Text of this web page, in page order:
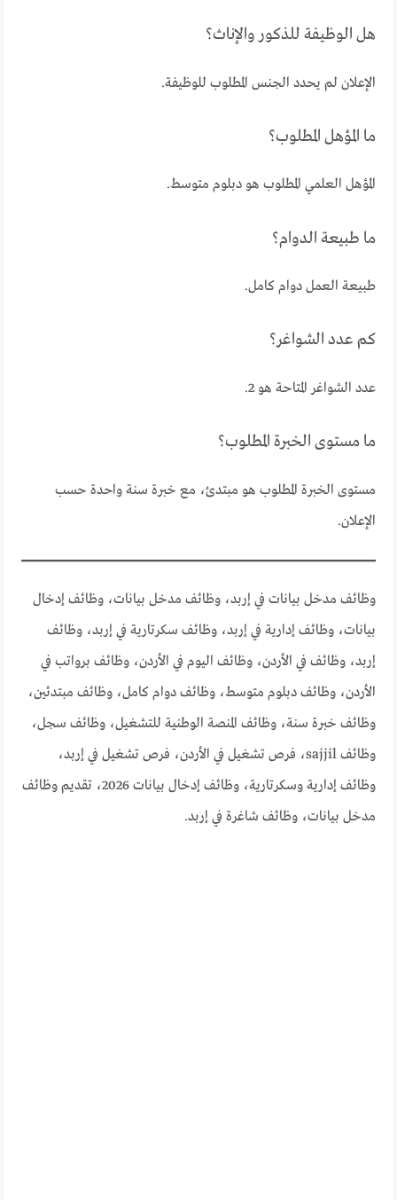
هل الوظيفة للذكور والإناث؟
الإعلان لم يحدد الجنس المطلوب للوظيفة.
ما المؤهل المطلوب؟
المؤهل العلمي المطلوب هو دبلوم متوسط.
ما طبيعة الدوام؟
طبيعة العمل دوام كامل.
كم عدد الشواغر؟
عدد الشواغر المتاحة هو 2.
ما مستوى الخبرة المطلوب؟
مستوى الخبرة المطلوب هو مبتدئ، مع خبرة سنة واحدة حسب
الإعلان.
وظائف مدخل بيانات في إربد، وظائف مدخل بيانات، وظائف إدخال
بيانات، وظائف إدارية في إربد، وظائف سكرتارية في إربد، وظائف
إربد، وظائف في الأردن، وظائف اليوم في الأردن، وظائف برواتب في
الأردن، وظائف دبلوم متوسط، وظائف دوام كامل، وظائف مبتدئين،
وظائف خبرة سنة، وظائف المنصة الوطنية للتشغيل، وظائف سجل،
وظائف sajjil، فرص تشغيل في الأردن، فرص تشغيل في إربد،
وظائف إدارية وسكرتارية، وظائف إدخال بيانات 2026، تقديم وظائف
مدخل بيانات، وظائف شاغرة في إربد.